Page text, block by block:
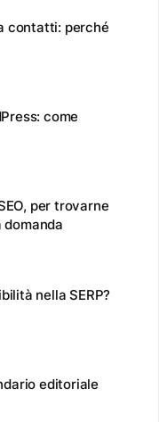
contatti: perché
come
per trovarne
nella SERP?
editoriale